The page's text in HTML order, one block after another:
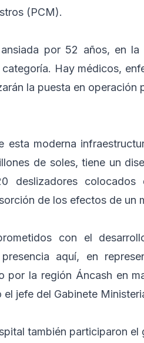
(PCM).
por 52 años, en
Hay médicos,
la puesta en operación
esta moderna
de soles, tiene un
deslizadores
de los efectos de un
con el
aquí, en
por la región Áncash en
jefe del Gabinete
también participaron